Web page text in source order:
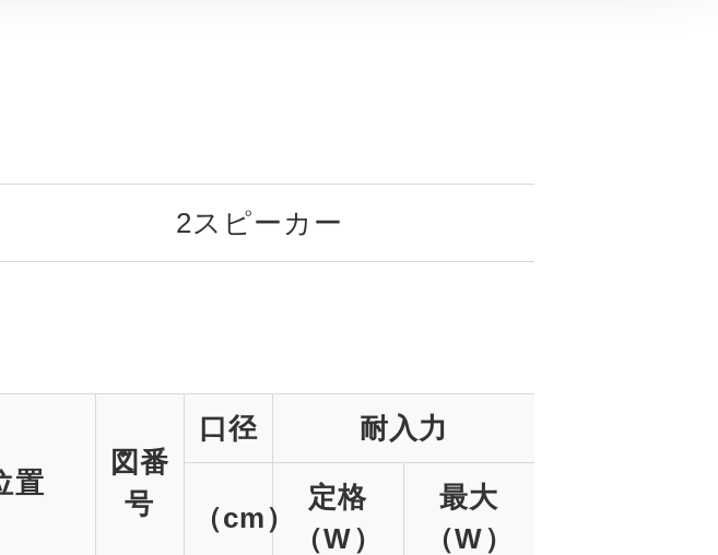
2スピーカー
置
図番
号
口径 耐入力
（cm）
定格
（W）
最大
（W）